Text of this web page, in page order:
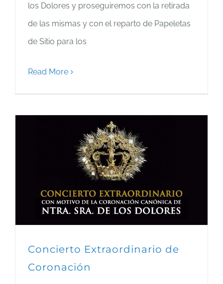
los Dolores y proseguiremos con la retirada
de las mismas y con el reparto de Papeletas
de Sitio para los
Read More
Concierto Extraordinario de
Coronación
Concierto Extraordinario de
Coronación